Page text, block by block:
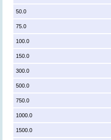
50.0
75.0
100.0
150.0
300.0
500.0
750.0
1000.0
1500.0